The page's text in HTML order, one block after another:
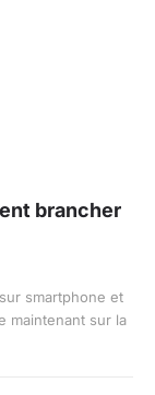
brancher
smartphone et
maintenant sur la